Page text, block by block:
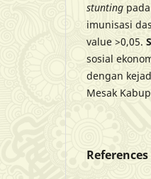
stunting
imunisasi
value >0,05.
sosial
dengan
Mesak
References